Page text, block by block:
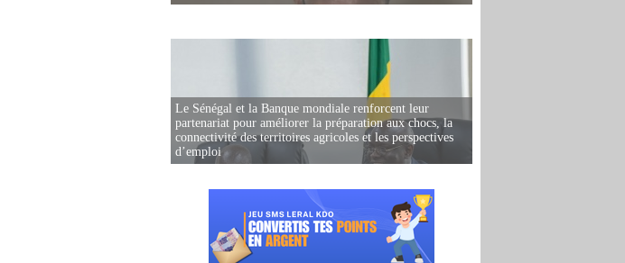
Le Sénégal et la Banque mondiale renforcent leur
partenariat pour améliorer la préparation aux chocs, la
connectivité des territoires agricoles et les perspectives
d’emploi